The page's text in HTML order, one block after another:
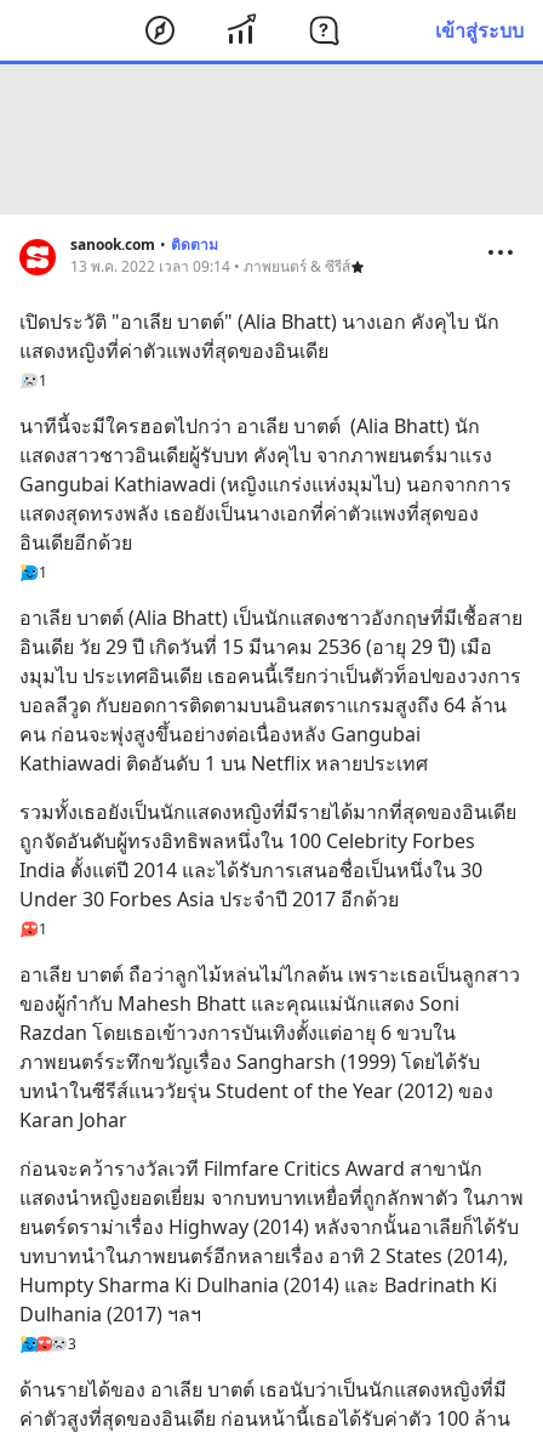
เข้าสู่ระบบ
sanook.com • ติดตาม
13 พ.ค. 2022 เวลา 09:14 • ภาพยนตร์ & ซีรีส์
เปิดประวัติ "อาเลีย บาตต์" (Alia Bhatt) นางเอก คังคุไบ นัก
แสดงหญิงที่ค่าตัวแพงที่สุดของอินเดีย
1
นาทีนี้จะมีใครฮอตไปกว่า อาเลีย บาตต์  (Alia Bhatt) นัก
แสดงสาวชาวอินเดียผู้รับบท คังคุไบ จากภาพยนตร์มาแรง
Gangubai Kathiawadi (หญิงแกร่งแห่งมุมไบ) นอกจากการ
แสดงสุดทรงพลัง เธอยังเป็นนางเอกที่ค่าตัวแพงที่สุดของ
อินเดียอีกด้วย
1
อาเลีย บาตต์ (Alia Bhatt) เป็นนักแสดงชาวอังกฤษที่มีเชื้อสาย
อินเดีย วัย 29 ปี เกิดวันที่ 15 มีนาคม 2536 (อายุ 29 ปี) เมือ
งมุมไบ ประเทศอินเดีย เธอคนนี้เรียกว่าเป็นตัวท็อปของวงการ
บอลลีวูด กับยอดการติดตามบนอินสตราแกรมสูงถึง 64 ล้าน
คน ก่อนจะพุ่งสูงขึ้นอย่างต่อเนื่องหลัง Gangubai
Kathiawadi ติดอันดับ 1 บน Netflix หลายประเทศ
รวมทั้งเธอยังเป็นนักแสดงหญิงที่มีรายได้มากที่สุดของอินเดีย
ถูกจัดอันดับผู้ทรงอิทธิพลหนึ่งใน 100 Celebrity Forbes
India ตั้งแต่ปี 2014 และได้รับการเสนอชื่อเป็นหนึ่งใน 30
Under 30 Forbes Asia ประจำปี 2017 อีกด้วย
1
อาเลีย บาตต์ ถือว่าลูกไม้หล่นไม่ไกลต้น เพราะเธอเป็นลูกสาว
ของผู้กำกับ Mahesh Bhatt และคุณแม่นักแสดง Soni
Razdan โดยเธอเข้าวงการบันเทิงตั้งแต่อายุ 6 ขวบใน
ภาพยนตร์ระทึกขวัญเรื่อง Sangharsh (1999) โดยได้รับ
บทนำในซีรีส์แนววัยรุ่น Student of the Year (2012) ของ
Karan Johar
ก่อนจะคว้ารางวัลเวที Filmfare Critics Award สาขานัก
แสดงนำหญิงยอดเยี่ยม จากบทบาทเหยื่อที่ถูกลักพาตัว ในภาพ
ยนตร์ดราม่าเรื่อง Highway (2014) หลังจากนั้นอาเลียก็ได้รับ
บทบาทนำในภาพยนตร์อีกหลายเรื่อง อาทิ 2 States (2014),
Humpty Sharma Ki Dulhania (2014) และ Badrinath Ki
Dulhania (2017) ฯลฯ
3
ด้านรายได้ของ อาเลีย บาตต์ เธอนับว่าเป็นนักแสดงหญิงที่มี
ค่าตัวสูงที่สุดของอินเดีย ก่อนหน้านี้เธอได้รับค่าตัว 100 ล้าน